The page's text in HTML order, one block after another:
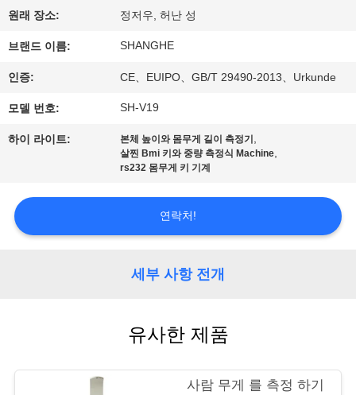
우
리
에
관
것
원래 장소: 정저우, 허난 성
브랜드 이름: SHANGHE
인증: CE、EUIPO、GB/T 29490-2013、Urkunde
모델 번호: SH-V19
하이 라이트: 본체 높이와 몸무게 길이 측정기 ,
살찐 Bmi 키와 중량 측정식 Machine,
rs232 몸무게 키 기계
연락처!
세부 사항 전개
유사한 제품
사람 무게 를 측정 하기